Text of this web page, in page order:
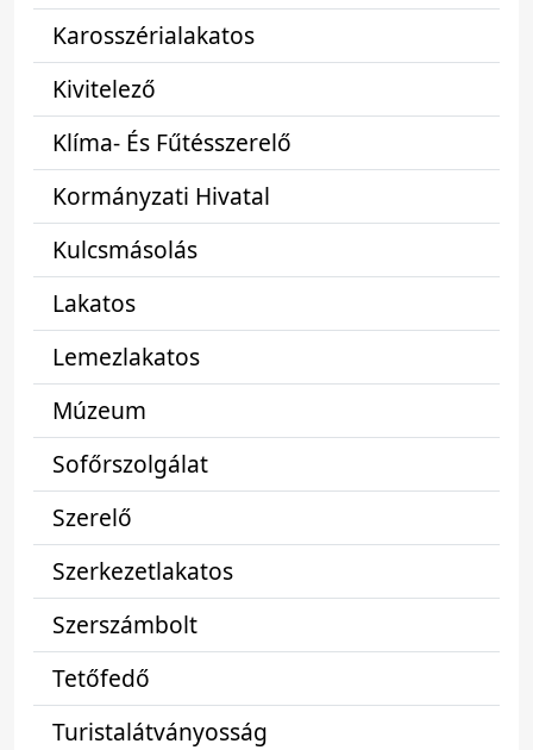
Karosszérialakatos
Kivitelező
Klíma- És Fűtésszerelő
Kormányzati Hivatal
Kulcsmásolás
Lakatos
Lemezlakatos
Múzeum
Sofőrszolgálat
Szerelő
Szerkezetlakatos
Szerszámbolt
Tetőfedő
Turistalátványosság